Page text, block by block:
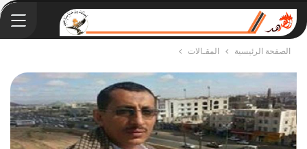
الصفحة الرئيسية المقـالات